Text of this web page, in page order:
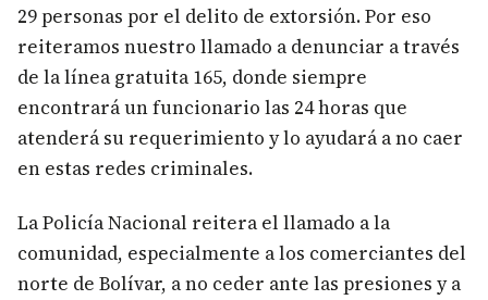
29 personas por el delito de extorsión. Por eso
reiteramos nuestro llamado a denunciar a través
de la línea gratuita 165, donde siempre
encontrará un funcionario las 24 horas que
atenderá su requerimiento y lo ayudará a no caer
en estas redes criminales.
La Policía Nacional reitera el llamado a la
comunidad, especialmente a los comerciantes del
norte de Bolívar, a no ceder ante las presiones y a